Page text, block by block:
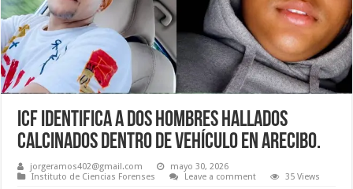
ICF identifica a dos hombres hallados
calcinados dentro de vehículo en Arecibo.
jorgeramos402@gmail.com
mayo 30, 2026
Instituto de Ciencias Forenses
Leave a comment 35 Views